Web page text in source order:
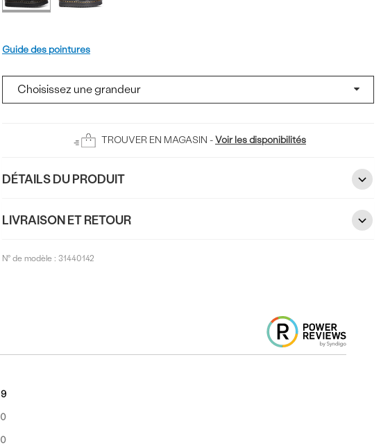
produit
Guide des pointures
panier
TROUVER EN MAGASIN -Voir les disponibilités
DÉTAILS DU PRODUIT
LIVRAISON ET RETOUR
N° de modèle : 31440142
9
0
0